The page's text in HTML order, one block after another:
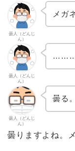
曇人（どんじ
ん）
メガ
曇人（どんじ
ん）
曇人（どんじ
ん）
曇る。
曇りますよね。